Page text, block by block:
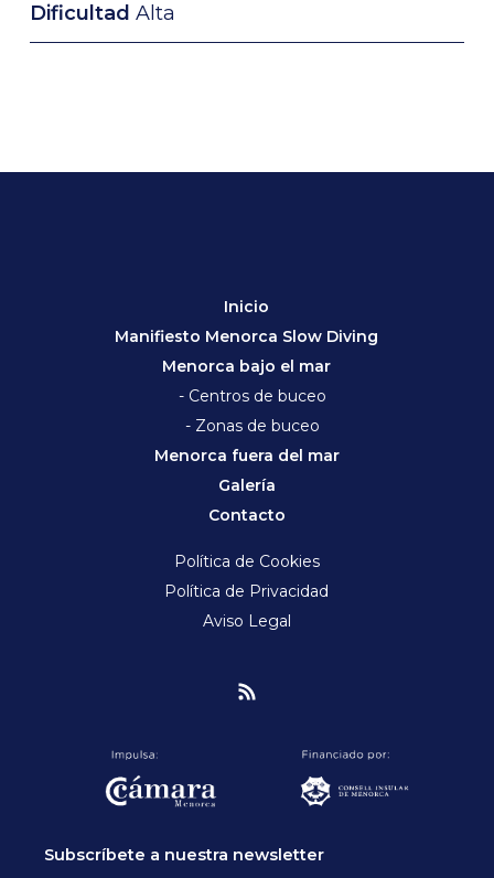
Dificultad Alta
Inicio
Manifiesto Menorca Slow Diving
Menorca bajo el mar
- Centros de buceo
- Zonas de buceo
Menorca fuera del mar
Galería
Contacto
Política de Cookies
Política de Privacidad
Aviso Legal
Subscríbete a nuestra newsletter